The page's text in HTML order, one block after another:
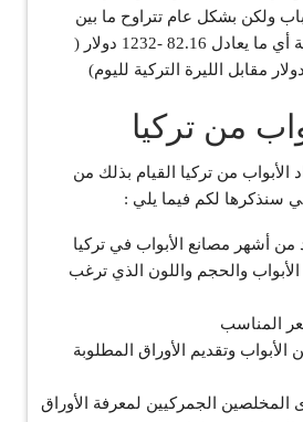
ولكن بشكل عام تتراوح ما بين
1600- 25000 ليرة تركية أي ما يعادل 82.16 -1232 دولار (
مقابل الليرة التركية لليوم)
من تركيا
الأبواب من تركيا القيام بذلك من
سنذكرها لكم فيما يلي :
من أشهر مصانع الأبواب في تركيا
الأبواب والحجم واللون الذي ترغب
المناسب
وتقديم الأوراق المطلوبة
المخلصين الجمركيين لمعرفة الأوراق